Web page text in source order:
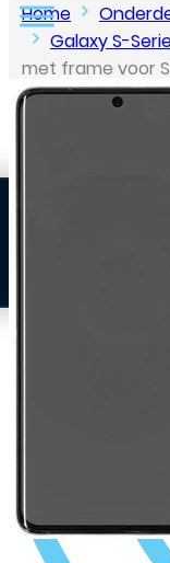
B2B
Neem
Home
Galaxy S-
met frame voor
Origineel –